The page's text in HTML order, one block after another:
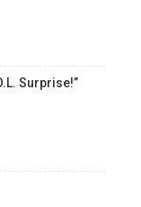
Surprise!”